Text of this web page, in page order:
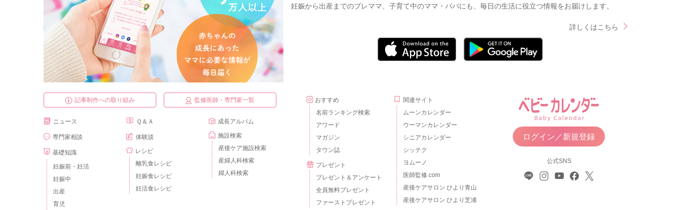
妊娠から出産までのプレママ、子育て中のママ・パパにも、毎日の生活に役立つ情報をお届けします。
詳しくはこちら
記事制作への取り組み 監修医師・専門家一覧
ニュース
専門家相談
基礎知識
妊娠前・妊活
妊娠中
出産
育児
Ｑ＆Ａ
体験談
レシピ
離乳食レシピ
妊娠食レシピ
妊活食レシピ
成長アルバム
施設検索
産後ケア施設検索
産婦人科検索
婦人科検索
おすすめ
名前ランキング検索
アワード
マガジン
タウン誌
プレゼント
プレゼント＆アンケート
全員無料プレゼント
ファーストプレゼント
関連サイト
ムーンカレンダー
ウーマンカレンダー
シニアカレンダー
シッテク
ヨムーノ
医師監修.com
産後ケアサロン ひより青山
産後ケアサロン ひより芝浦
ログイン／新規登録
公式SNS